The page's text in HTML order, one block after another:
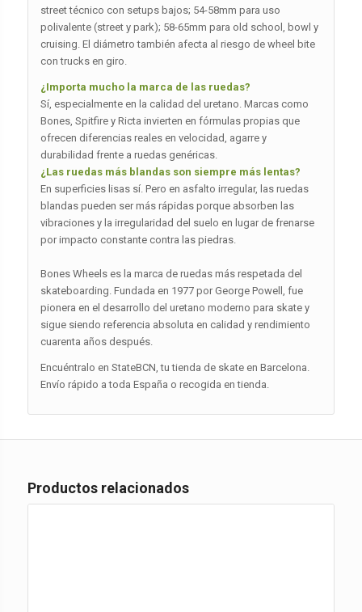
street técnico con setups bajos; 54-58mm para uso
polivalente (street y park); 58-65mm para old school, bowl y
cruising. El diámetro también afecta al riesgo de wheel bite
con trucks en giro.
¿Importa mucho la marca de las ruedas?
Sí, especialmente en la calidad del uretano. Marcas como
Bones, Spitfire y Ricta invierten en fórmulas propias que
ofrecen diferencias reales en velocidad, agarre y
durabilidad frente a ruedas genéricas.
¿Las ruedas más blandas son siempre más lentas?
En superficies lisas sí. Pero en asfalto irregular, las ruedas
blandas pueden ser más rápidas porque absorben las
vibraciones y la irregularidad del suelo en lugar de frenarse
por impacto constante contra las piedras.
Bones Wheels es la marca de ruedas más respetada del
skateboarding. Fundada en 1977 por George Powell, fue
pionera en el desarrollo del uretano moderno para skate y
sigue siendo referencia absoluta en calidad y rendimiento
cuarenta años después.
Encuéntralo en StateBCN, tu tienda de skate en Barcelona.
Envío rápido a toda España o recogida en tienda.
Productos relacionados